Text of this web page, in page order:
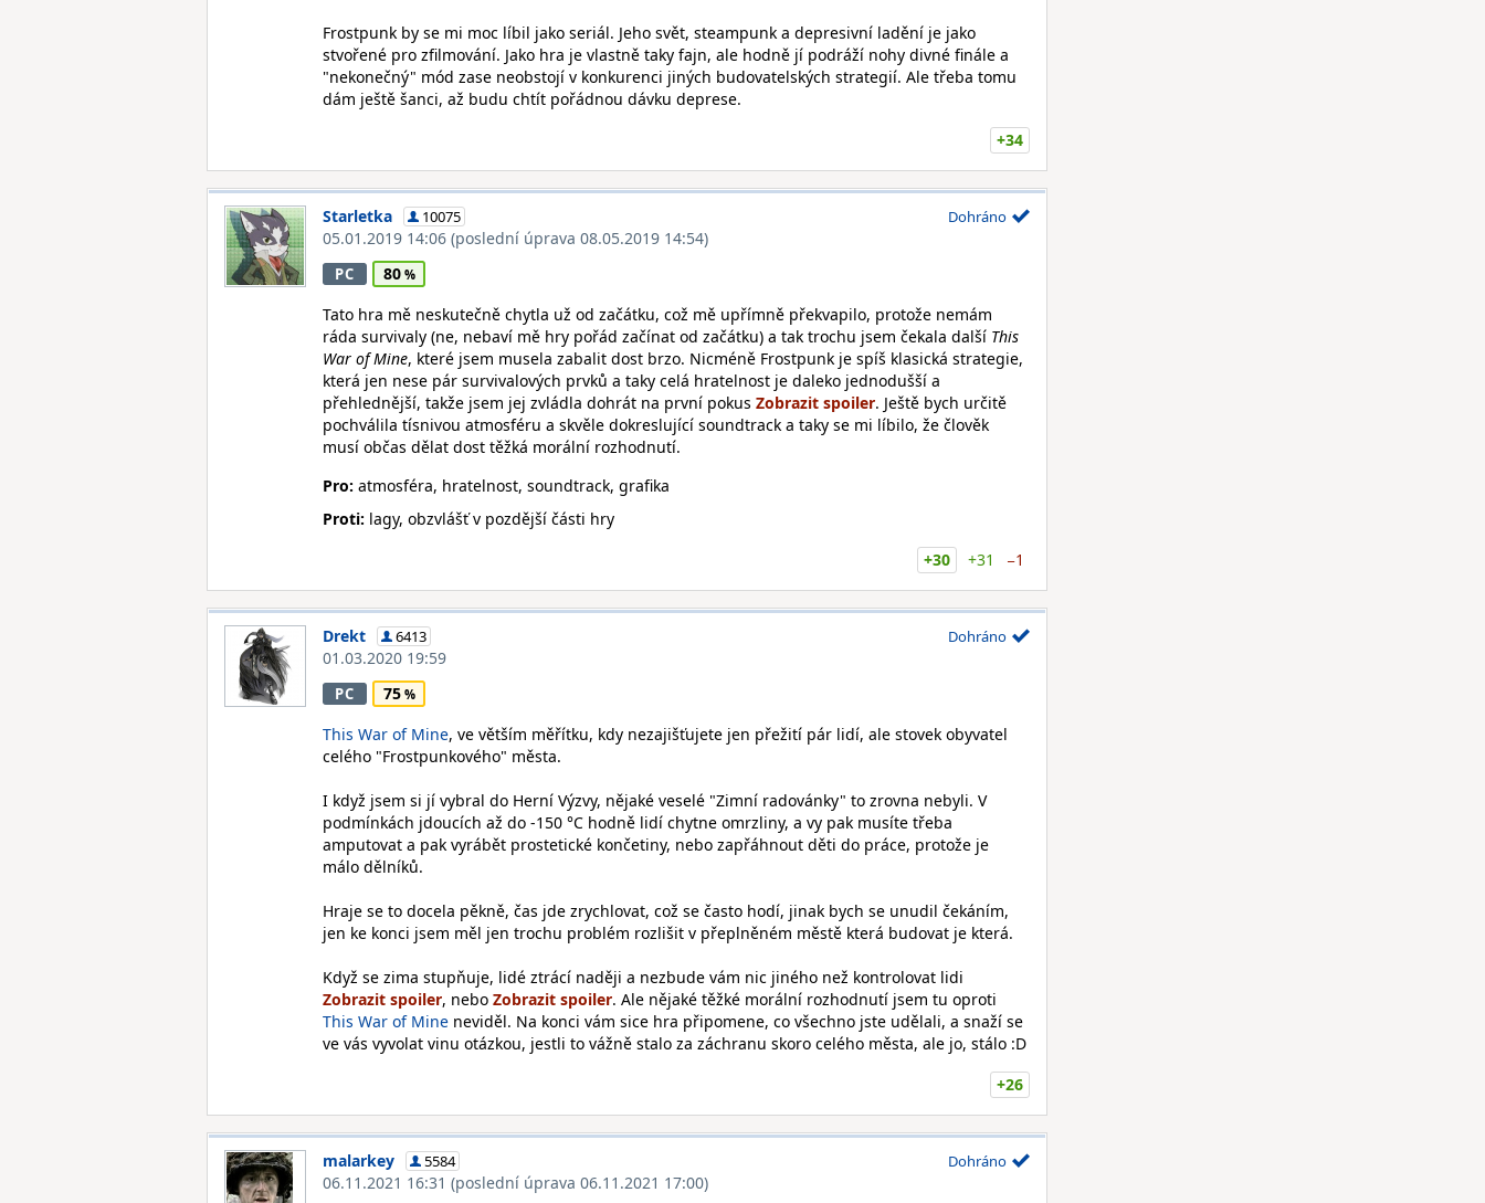
Frostpunk by se mi moc líbil jako seriál. Jeho svět, steampunk a depresivní ladění je jako
stvořené pro zfilmování. Jako hra je vlastně taky fajn, ale hodně jí podráží nohy divné finále a
"nekonečný" mód zase neobstojí v konkurenci jiných budovatelských strategií. Ale třeba tomu
dám ještě šanci, až budu chtít pořádnou dávku deprese.
+34
Starletka 10075
05.01.2019 14:06 (poslední úprava 08.05.2019 14:54)
Dohráno
PC
80
Tato hra mě neskutečně chytla už od začátku, což mě upřímně překvapilo, protože nemám
ráda survivaly (ne, nebaví mě hry pořád začínat od začátku) a tak trochu jsem čekala další This
War of Mine, které jsem musela zabalit dost brzo. Nicméně Frostpunk je spíš klasická strategie,
která jen nese pár survivalových prvků a taky celá hratelnost je daleko jednodušší a
přehlednější, takže jsem jej zvládla dohrát na první pokus
. Ještě bych určitě
pochválila tísnivou atmosféru a skvěle dokreslující soundtrack a taky se mi líbilo, že člověk
musí občas dělat dost těžká morální rozhodnutí.
Pro: atmosféra, hratelnost, soundtrack, grafika
Proti: lagy, obzvlášť v pozdější části hry
+30
+31 −1
Drekt 6413
01.03.2020 19:59
Dohráno
PC
75
This War of Mine, ve větším měřítku, kdy nezajišťujete jen přežití pár lidí, ale stovek obyvatel
celého "Frostpunkového" města.
I když jsem si jí vybral do Herní Výzvy, nějaké veselé "Zimní radovánky" to zrovna nebyli. V
podmínkách jdoucích až do -150 °C hodně lidí chytne omrzliny, a vy pak musíte třeba
amputovat a pak vyrábět prostetické končetiny, nebo zapřáhnout děti do práce, protože je
málo dělníků.
Hraje se to docela pěkně, čas jde zrychlovat, což se často hodí, jinak bych se unudil čekáním,
jen ke konci jsem měl jen trochu problém rozlišit v přeplněném městě která budovat je která.
Když se zima stupňuje, lidé ztrácí naději a nezbude vám nic jiného než kontrolovat lidi
, nebo
. Ale nějaké těžké morální rozhodnutí jsem tu oproti
This War of Mine neviděl. Na konci vám sice hra připomene, co všechno jste udělali, a snaží se
ve vás vyvolat vinu otázkou, jestli to vážně stalo za záchranu skoro celého města, ale jo, stálo :D
+26
malarkey 5584
06.11.2021 16:31 (poslední úprava 06.11.2021 17:00)
Dohráno